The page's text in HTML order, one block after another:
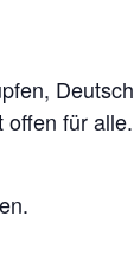
Deutsch
offen für alle.